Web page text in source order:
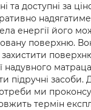
та доступні за
енергії його
поверхню.
надувного
підручні засоби.
ми
термін